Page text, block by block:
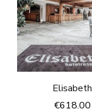
Elisabeth
€618.00